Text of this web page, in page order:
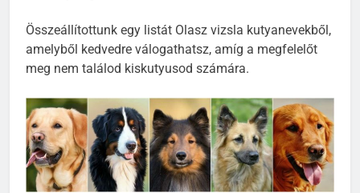
Összeállítottunk egy listát Olasz vizsla kutyanevekből,
amelyből kedvedre válogathatsz, amíg a megfelelőt
meg nem találod kiskutyusod számára.